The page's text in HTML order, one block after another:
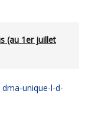
dma-unique-l-d-